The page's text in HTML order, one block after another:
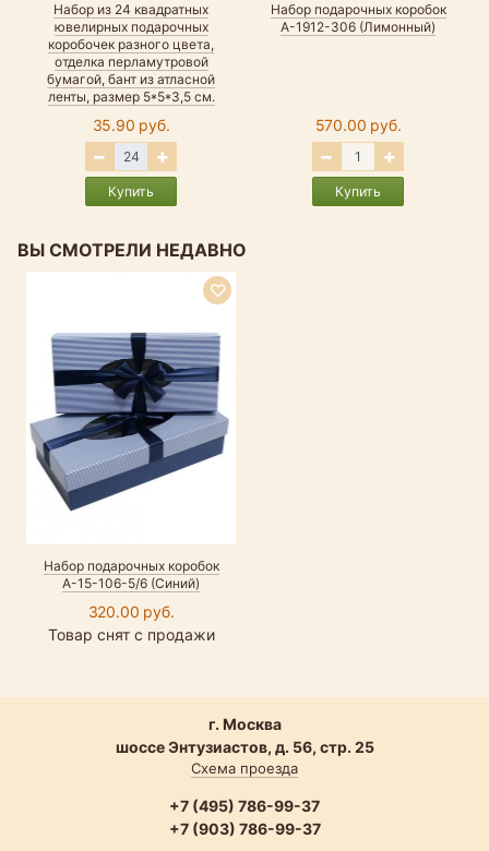
Набор из 24 квадратных
ювелирных подарочных
коробочек разного цвета,
отделка перламутровой
бумагой, бант из атласной
ленты, размер 5*5*3,5 см.
35.90 руб.
Купить
Набор подарочных коробок
А-1912-306 (Лимонный)
570.00 руб.
Купить
ВЫ СМОТРЕЛИ НЕДАВНО
Набор подарочных коробок
А-15-106-5/6 (Синий)
320.00 руб.
Товар снят с продажи
г. Москва
шоссе Энтузиастов, д. 56, стр. 25
Схема проезда
+7 (495) 786-99-37
+7 (903) 786-99-37